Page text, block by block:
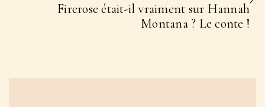
Firerose était-il vraiment sur Hannah
Montana ? Le conte !